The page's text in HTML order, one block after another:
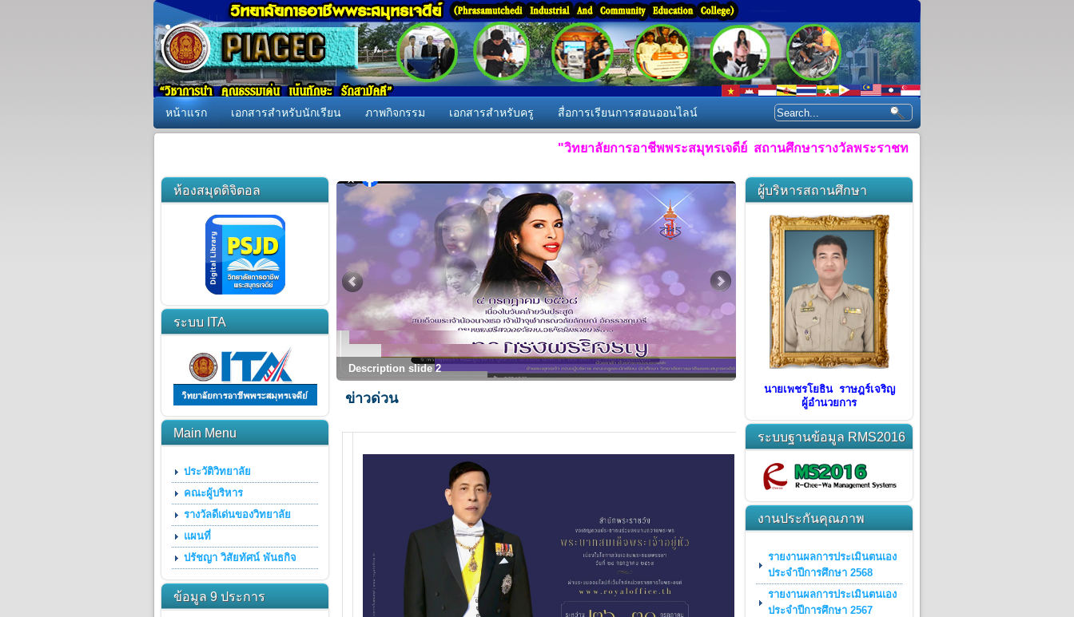
หน้าแรก เอกสารสำหรับนักเรียน ภาพกิจกรรม เอกสารสำหรับครู สื่อการเรียนการสอนออนไลน์
"วิทยาลัยการอาชีพพระสมุทรเจดีย์ สถานศึกษารางวัลพระราชทาน ประจำปีการศึกษา ๒๕๕๘"
ห้องสมุดดิจิตอล
ระบบ ITA
Main Menu
ประวัติวิทยาลัย
คณะผู้บริหาร
รางวัลดีเด่นของวิทยาลัย
แผนที่
ปรัชญา วิสัยทัศน์ พันธกิจ
ข้อมูล 9 ประการ
Description slide 2
ข่าวด่วน
ผู้บริหารสถานศึกษา
นายเพชรโยธิน ราษฎร์เจริญ
ผู้อำนวยการ
ระบบฐานข้อมูล RMS2016
งานประกันคุณภาพ
รายงานผลการประเมินตนเอง
ประจำปีการศึกษา 2568
รายงานผลการประเมินตนเอง
ประจำปีการศึกษา 2567